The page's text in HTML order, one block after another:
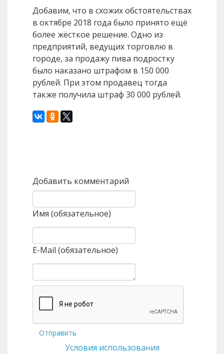
Добавим, что в схожих обстоятельствах
в октябре 2018 года было принято ещё
более жёсткое решение. Одно из
предприятий, ведущих торговлю в
городе, за продажу пива подростку
было наказано штрафом в 150 000
рублей. При этом продавец тогда
также получила штраф 30 000 рублей.
Добавить комментарий
Имя (обязательное)
E-Mail (обязательное)
Отправить
Условия использования